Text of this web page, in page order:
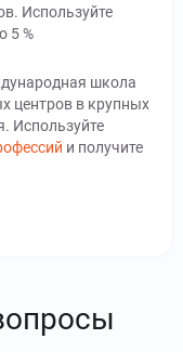
Используйте
5 %
школа
центров в крупных
Используйте
и получите
школа
выбор курсов,